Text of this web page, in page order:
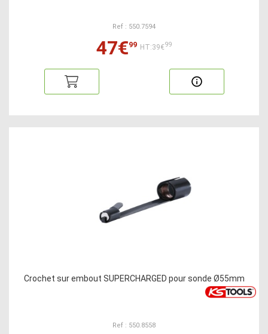
Ref : 550.7594
47€99 HT:39€99
Crochet sur embout SUPERCHARGED pour sonde Ø55mm
Ref : 550.8558